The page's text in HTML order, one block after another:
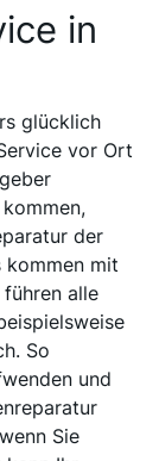
in
glücklich
vor Ort
der
kommen mit
alle
So
und
Sie